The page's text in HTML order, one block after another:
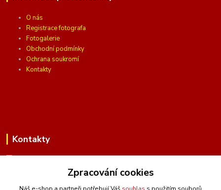
O nás
Registrace fotografa
Fotogalerie
Obchodní podmínky
Ochrana soukromí
Kontakty
Kontakty
(Po-Pá, 10 - 16 hod.)
Zpracování cookies